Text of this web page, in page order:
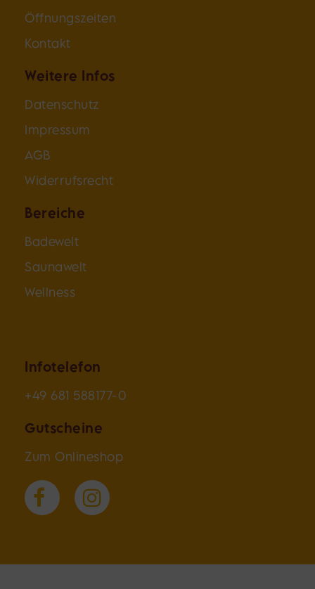
Öffnungszeiten
Kontakt
Weitere Infos
Datenschutz
Impressum
AGB
Widerrufsrecht
Bereiche
Badewelt
Saunawelt
Wellness
Infotelefon
+49 681 588177-0
Gutscheine
Zum Onlineshop